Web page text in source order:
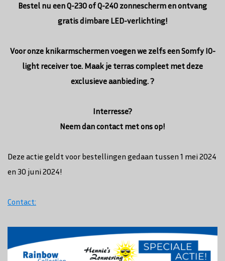
Bestel nu een Q-230 of Q-240 zonnescherm en ontvang
gratis dimbare LED-verlichting!
Voor onze knikarmschermen voegen we zelfs een Somfy IO-
light receiver toe. Maak je terras compleet met deze
exclusieve aanbieding. ?
Interresse?
Neem dan contact met ons op!
Deze actie geldt voor bestellingen gedaan tussen 1 mei 2024
en 30 juni 2024!
Contact: